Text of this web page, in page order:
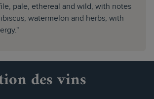
pale, ethereal and wild, with notes
watermelon and herbs, with
des vins